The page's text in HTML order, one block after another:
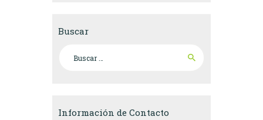
Buscar
Información de Contacto